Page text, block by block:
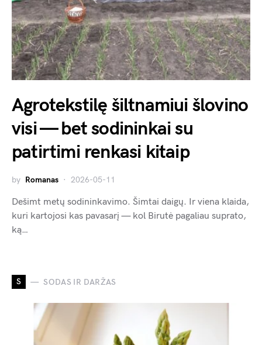
Agrotekstilę šiltnamiui šlovino
visi — bet sodininkai su
patirtimi renkasi kitaip
by Romanas 2026-05-11
Dešimt metų sodininkavimo. Šimtai daigų. Ir viena klaida,
kuri kartojosi kas pavasarį — kol Birutė pagaliau suprato,
ką…
S SODAS IR DARŽAS